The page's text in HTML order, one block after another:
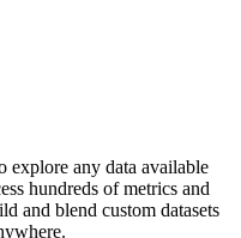
explore any data available
hundreds of metrics and
and blend custom datasets